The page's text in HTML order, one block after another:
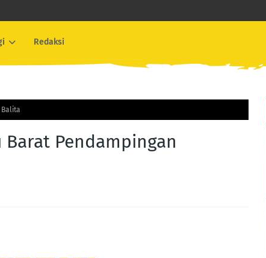
Redaksi
Balita
Pendampingan